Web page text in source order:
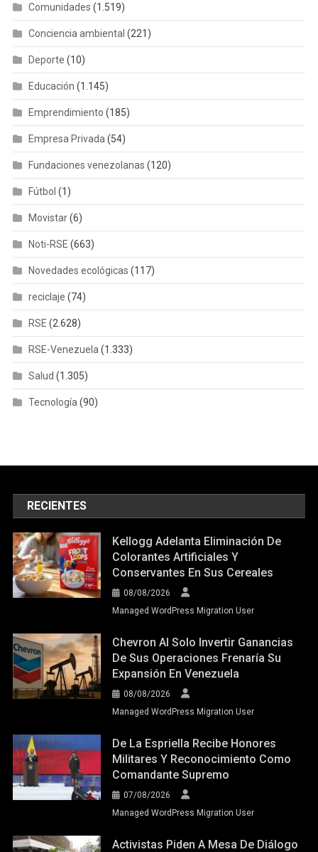
Comunidades (1.519)
Conciencia ambiental (221)
Deporte (10)
Educación (1.145)
Emprendimiento (185)
Empresa Privada (54)
Fundaciones venezolanas (120)
Fútbol (1)
Movistar(6)
Noti-RSE (663)
Novedades ecológicas (117)
reciclaje (74)
RSE (2.628)
RSE-Venezuela (1.333)
Salud (1.305)
Tecnología (90)
RECIENTES
Kellogg Adelanta Eliminación De
Colorantes Artificiales Y
Conservantes En Sus Cereales
08/08/2026
Managed WordPress Migration User
Chevron Al Solo Invertir Ganancias
De Sus Operaciones Frenaría Su
Expansión En Venezuela
08/08/2026
Managed WordPress Migration User
De La Espriella Recibe Honores
Militares Y Reconocimiento Como
Comandante Supremo
07/08/2026
Managed WordPress Migration User
Activistas Piden A Mesa De Diálogo